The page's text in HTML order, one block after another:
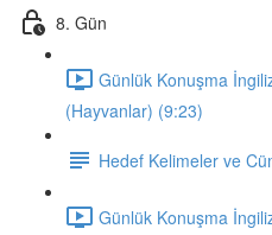
8. Gün
Günlük Konuşma
(Hayvanlar) (9:23)
Hedef Kelimeler ve
Günlük Konuşma